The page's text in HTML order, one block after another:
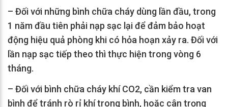
– Đối với những bình chữa cháy dùng lần đầu, trong
1 năm đầu tiên phải nạp sạc lại để đảm bảo hoạt
động hiệu quả phòng khi có hỏa hoạn xảy ra. Đối với
lần nạp sạc tiếp theo thì thực hiện trong vòng 6
tháng.
– Đối với bình chữa cháy khí CO2, cần kiểm tra van
bình để tránh rò rỉ khí trong bình, hoặc cân trọng